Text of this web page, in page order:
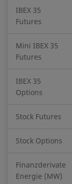
IBEX 35
Futures
Mini IBEX 35
Futures
IBEX 35
Options
Stock Futures
Stock Options
Finanzderivate
Energie (MW)